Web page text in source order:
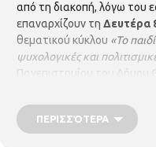
από τη διακοπή, λόγω του
επαναρχίζουν τη Δευτέρα
θεματικού κύκλου «Το
ψυχολογικές και
Πανεπιστημίου του Δήμου
Το θέμα της διάλεξης
στην τέχνη Παιδιά στον
ΠΕΡΙΣΣΌΤΕΡΑ